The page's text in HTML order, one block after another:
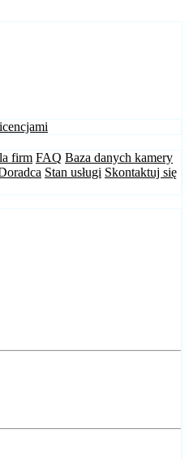
firm FAQ Baza danych kamery
Stan usługi Skontaktuj się